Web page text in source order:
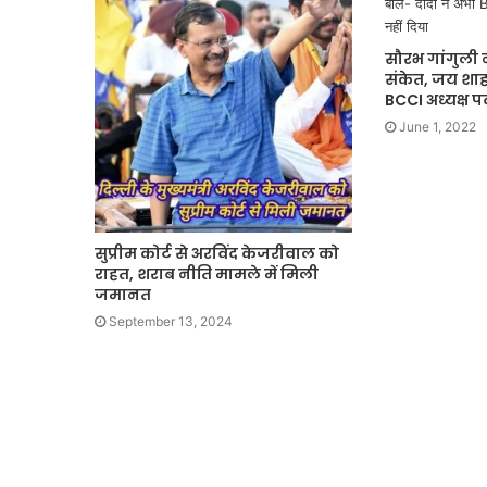
सुप्रीम कोर्ट से अरविंद केजरीवाल को
राहत, शराब नीति मामले में मिली
जमानत
September 13, 2024
सौरभ गांगुली
संकेत, जय शाह
BCCI अध्यक्ष
June 1, 2022
एकता का महाकुंभ
यात्रा का भव्य
भारत
छोड़ो
आंदोलन
की
नायिका
अरुणा
आसफ
अली
को
दिल्ली
कांग्रेस
का
1 week ago
भारत छोड़ो आंदोलन की
आसफ अली को दिल्ली